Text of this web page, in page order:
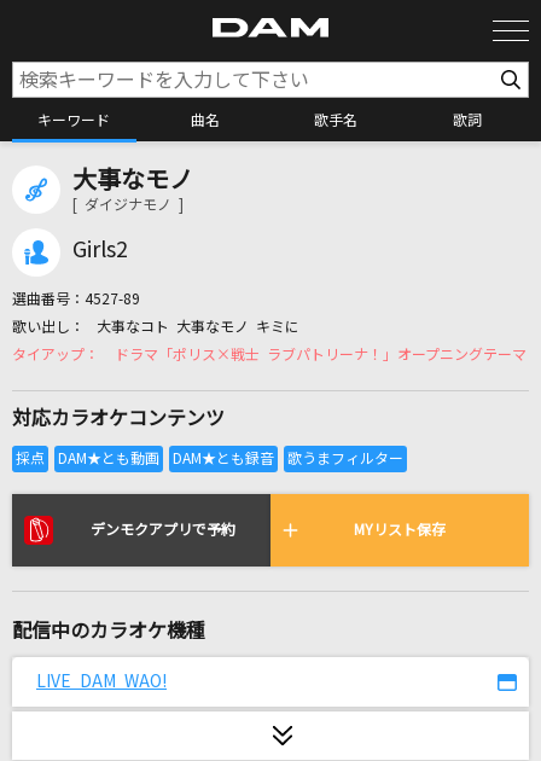
キーワード 曲名 歌手名 歌詞
カラオケリクエスト
リアルタイムで歌われている曲の一覧
怪獣の花唄
PAPARAZZI
少女時代
[生音]CHAINSAW BLOOD
大事なモノ
[ ダイジナモノ ]
Girls2
選曲番号： 4527-89
大事なコト 大事なモノ キミに
ドラマ「ポリス×戦士 ラブパトリーナ！」オープニングテーマ
対応カラオケコンテンツ
デンモクアプリで予約 MYリスト保存
配信中のカラオケ機種
LIVE DAM WAO!